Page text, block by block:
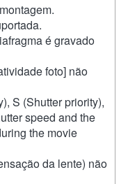
é gravado
foto] não
S (Shutter priority),
speed and the
the movie
da lente) não